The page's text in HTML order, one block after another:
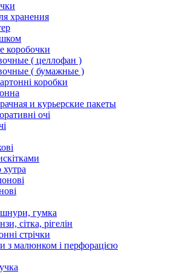
хранения
коробочки
( целлофан )
( бумажные )
коробки
и курьерские пакеты
очі
гумка
сітка, рігелін
стрічки
з малюнком і перфорацією